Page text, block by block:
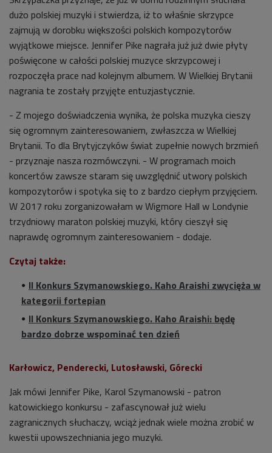
dużo polskiej muzyki i stwierdza, iż to właśnie skrzypce
zajmują w dorobku większości polskich kompozytorów
wyjątkowe miejsce. Jennifer Pike nagrała już już dwie płyty
poświęcone w całości polskiej muzyce skrzypcowej i
rozpoczęła prace nad kolejnym albumem. W Wielkiej Brytanii
nagrania te zostały przyjęte entuzjastycznie.
- Z mojego doświadczenia wynika, że polska muzyka cieszy
się ogromnym zainteresowaniem, zwłaszcza w Wielkiej
Brytanii. To dla Brytyjczyków świat zupełnie nowych brzmień
- przyznaje nasza rozmówczyni. - W programach moich
koncertów zawsze staram się uwzględnić utwory polskich
kompozytorów i spotyka się to z bardzo ciepłym przyjęciem.
W 2017 roku zorganizowałam w Wigmore Hall w Londynie
trzydniowy maraton polskiej muzyki, który cieszył się
naprawdę ogromnym zainteresowaniem - dodaje.
Czytaj także:
II Konkurs Szymanowskiego. Kaho Araishi zwycięża w
kategorii fortepian
II Konkurs Szymanowskiego. Kaho Araishi: będę
bardzo dobrze wspominać ten dzień
Karłowicz, Penderecki, Lutosławski, Górecki
Jak mówi Jennifer Pike, Karol Szymanowski - patron
katowickiego konkursu - zafascynował już wielu
zagranicznych słuchaczy, wciąż jednak wiele można zrobić w
kwestii upowszechniania jego muzyki.